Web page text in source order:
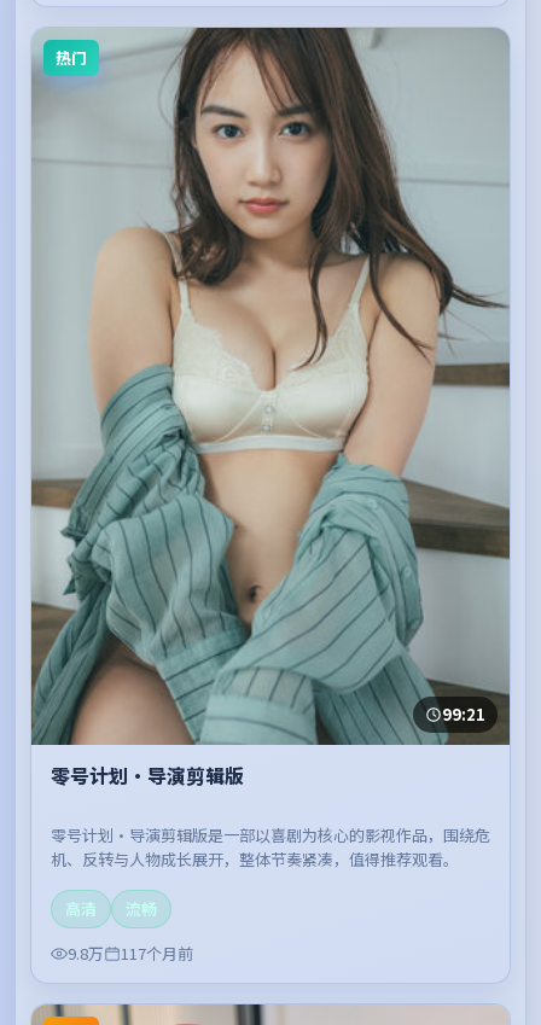
热门
99:21
零号计划·导演剪辑版
零号计划·导演剪辑版是一部以喜剧为核心的影视作品，围绕危
机、反转与人物成长展开，整体节奏紧凑，值得推荐观看。
高清
流畅
9.8万
117个月前